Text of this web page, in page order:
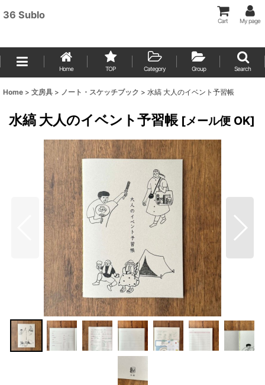
36 Sublo
Cart My page
Home TOP Category Group Search
Home > 文房具 > ノート・スケッチブック > 水縞 大人のイベント予習帳
水縞 大人のイベント予習帳 [メール便 OK]